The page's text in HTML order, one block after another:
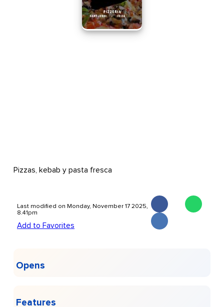
Pizzas, kebab y pasta fresca
Last modified on Monday, November 17 2025,
8.41pm
Add to Favorites
Opens
Features